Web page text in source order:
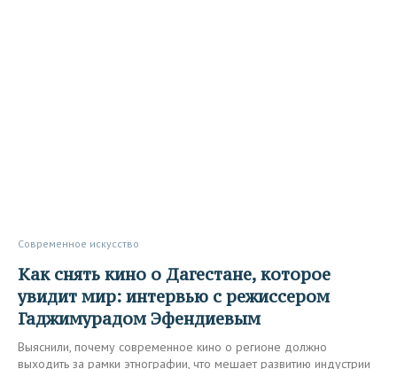
Современное искусство
Как снять кино о Дагестане, которое
увидит мир: интервью с режиссером
Гаджимурадом Эфендиевым
Выяснили, почему современное кино о регионе должно
выходить за рамки этнографии, что мешает развитию индустрии